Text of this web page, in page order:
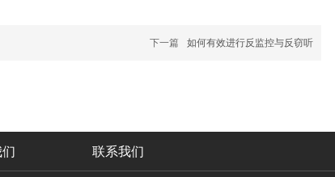
下一篇 如何有效进行反监控与反窃听
联系我们